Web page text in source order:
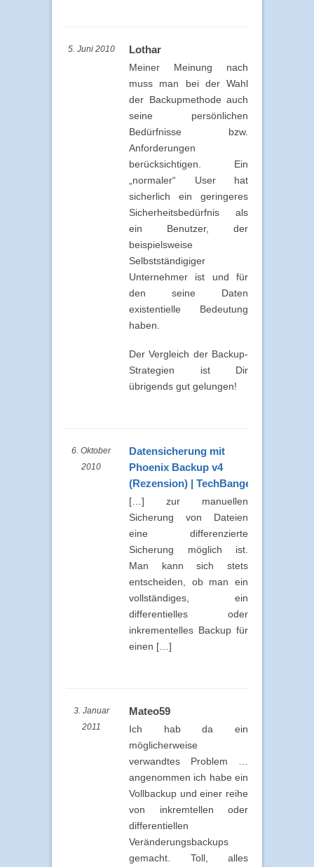
5. Juni 2010 Lothar
Meiner Meinung nach
muss man bei der Wahl
der Backupmethode auch
seine persönlichen
Bedürfnisse bzw.
Anforderungen
berücksichtigen. Ein
„normaler“ User hat
sicherlich ein geringeres
Sicherheitsbedürfnis als
ein Benutzer, der
beispielsweise
Selbstständigiger
Unternehmer ist und für
den seine Daten
existentielle Bedeutung
haben.
Der Vergleich der Backup-
Strategien ist Dir
übrigends gut gelungen!
6. Oktober
2010
Datensicherung mit
Phoenix Backup v4
(Rezension) | TechBanger.de
[…] zur manuellen
Sicherung von Dateien
eine differenzierte
Sicherung möglich ist.
Man kann sich stets
entscheiden, ob man ein
vollständiges, ein
differentielles oder
inkrementelles Backup für
einen […]
3. Januar
2011
Mateo59
Ich hab da ein
möglicherweise
verwandtes Problem …
angenommen ich habe ein
Vollbackup und einer reihe
von inkremtellen oder
differentiellen
Veränderungsbackups
gemacht. Toll, alles